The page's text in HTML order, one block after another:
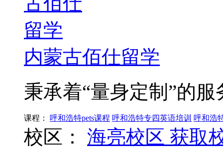
内蒙古佰仕留学
秉承着“量身定制”的服
课程： 呼和浩特pets课程 呼和浩特专四英语培训 呼和浩
校区： 海亮校区 获取